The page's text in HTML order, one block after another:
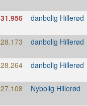
31.956 danbolig Hillerød
28.173 danbolig Hillerød
28.264 danbolig Hillerød
27.108 Nybolig Hillerød